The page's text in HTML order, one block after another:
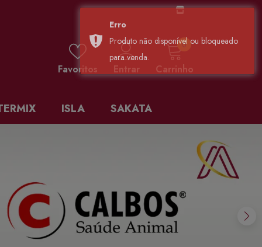
Favoritos Entrar Carrinho
00 items
ISLA SAKATA